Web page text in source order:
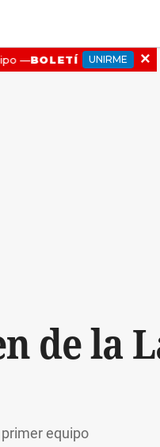
de la
equipo